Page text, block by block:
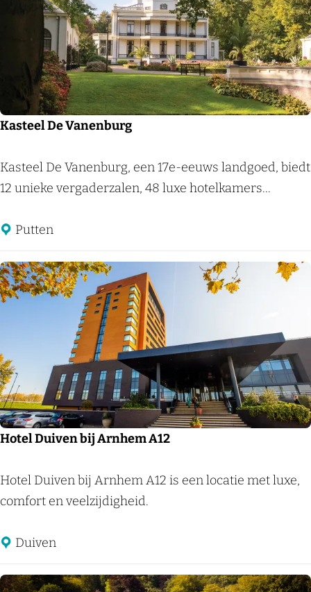
l
H
a
d
r
w
k
Kasteel De Vanenburg
K
a
t
e
l
V
a
n
e
n
u
r
Kasteel De Vanenburg, een 17e-eeuws landgoed, biedt
12 unieke vergaderzalen, 48 luxe hotelkamers...
Putten
Hotel Duiven bij Arnhem A12
H
o
e
D
Hotel Duiven bij Arnhem A12 is een locatie met luxe,
comfort en veelzijdigheid.
Duiven